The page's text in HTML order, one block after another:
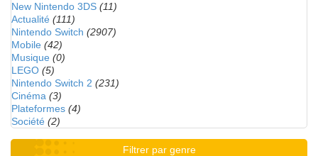
New Nintendo 3DS (11)
Actualité (111)
Nintendo Switch (2907)
Mobile (42)
Musique (0)
LEGO (5)
Nintendo Switch 2 (231)
Cinéma (3)
Plateformes (4)
Société (2)
Filtrer par genre